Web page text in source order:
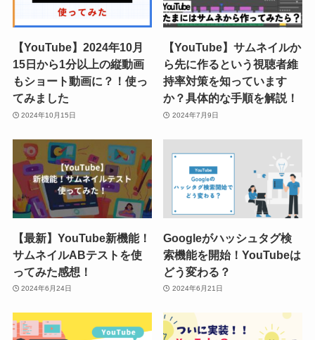
【YouTube】2024年10月
15日から1分以上の縦動画
もショート動画に？！使っ
てみました
2024年10月15日
【YouTube】サムネイルか
ら先に作るという視聴者維
持率対策を知っています
か？具体的な手順を解説！
2024年7月9日
【最新】YouTube新機能！
サムネイルABテストを使
ってみた感想！
2024年6月24日
Googleがハッシュタグ検
索機能を開始！YouTubeは
どう変わる？
2024年6月21日